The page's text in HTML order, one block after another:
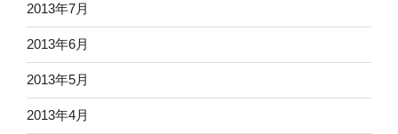
2013年7月
2013年6月
2013年5月
2013年4月